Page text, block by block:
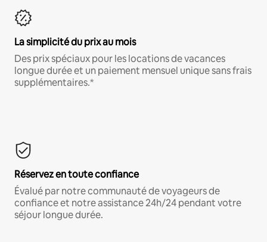
La simplicité du prix au mois
Des prix spéciaux pour les locations de vacances
longue durée et un paiement mensuel unique sans frais
supplémentaires.*
Réservez en toute confiance
Évalué par notre communauté de voyageurs de
confiance et notre assistance 24h/24 pendant votre
séjour longue durée.